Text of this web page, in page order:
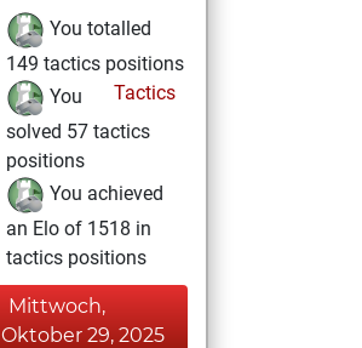
You totalled
149 tactics positions
Tactics
You
solved 57 tactics
positions
You achieved
an Elo of 1518 in
tactics positions
Mittwoch,
Oktober 29, 2025